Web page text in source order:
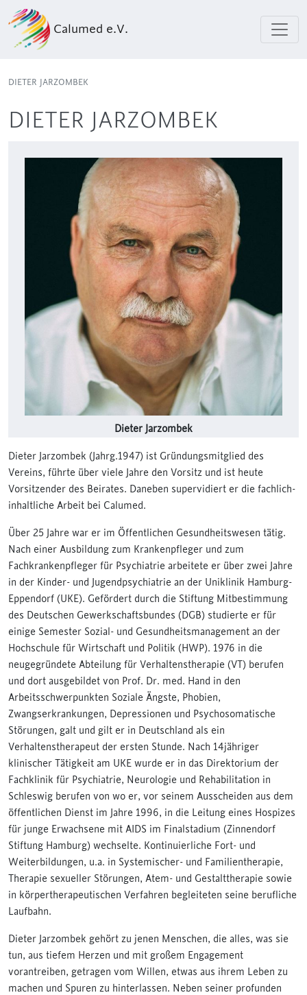
Calumed e.V.
DIETER JARZOMBEK
DIETER JARZOMBEK
Dieter Jarzombek
Dieter Jarzombek (Jahrg.1947) ist Gründungsmitglied des
Vereins, führte über viele Jahre den Vorsitz und ist heute
Vorsitzender des Beirates. Daneben supervidiert er die fachlich-
inhaltliche Arbeit bei Calumed.
Über 25 Jahre war er im Öffentlichen Gesundheitswesen tätig.
Nach einer Ausbildung zum Krankenpfleger und zum
Fachkrankenpfleger für Psychiatrie arbeitete er über zwei Jahre
in der Kinder- und Jugendpsychiatrie an der Uniklinik Hamburg-
Eppendorf (UKE). Gefördert durch die Stiftung Mitbestimmung
des Deutschen Gewerkschaftsbundes (DGB) studierte er für
einige Semester Sozial- und Gesundheitsmanagement an der
Hochschule für Wirtschaft und Politik (HWP). 1976 in die
neugegründete Abteilung für Verhaltenstherapie (VT) berufen
und dort ausgebildet von Prof. Dr. med. Hand in den
Arbeitsschwerpunkten Soziale Ängste, Phobien,
Zwangserkrankungen, Depressionen und Psychosomatische
Störungen, galt und gilt er in Deutschland als ein
Verhaltenstherapeut der ersten Stunde. Nach 14jähriger
klinischer Tätigkeit am UKE wurde er in das Direktorium der
Fachklinik für Psychiatrie, Neurologie und Rehabilitation in
Schleswig berufen von wo er, vor seinem Ausscheiden aus dem
öffentlichen Dienst im Jahre 1996, in die Leitung eines Hospizes
für junge Erwachsene mit AIDS im Finalstadium (Zinnendorf
Stiftung Hamburg) wechselte. Kontinuierliche Fort- und
Weiterbildungen, u.a. in Systemischer- und Familientherapie,
Therapie sexueller Störungen, Atem- und Gestalttherapie sowie
in körpertherapeutischen Verfahren begleiteten seine berufliche
Laufbahn.
Dieter Jarzombek gehört zu jenen Menschen, die alles, was sie
tun, aus tiefem Herzen und mit großem Engagement
vorantreiben, getragen vom Willen, etwas aus ihrem Leben zu
machen und Spuren zu hinterlassen. Neben seiner profunden